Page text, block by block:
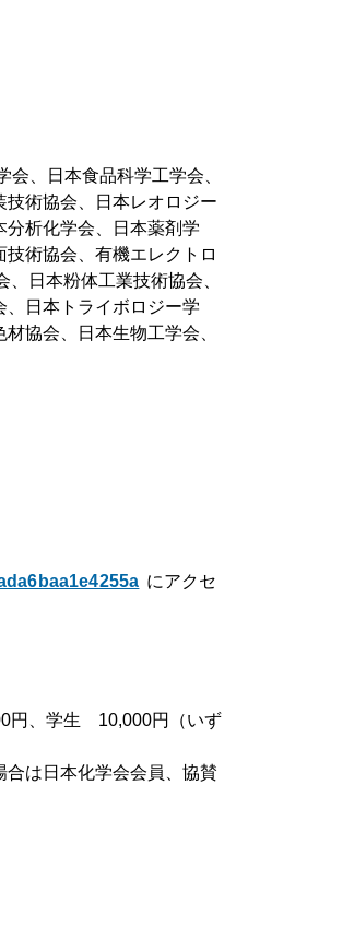
会、日本食品科学工学会、
術協会、日本レオロジー
析化学会、日本薬剤学
術協会、有機エレクトロ
日本粉体工業技術協会、
、日本トライボロジー学
協会、日本生物工学会、
にアクセ
円、学生 10,000円（いず
は日本化学会会員、協賛